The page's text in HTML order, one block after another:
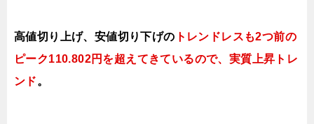
高値切り上げ、安値切り下げの トレンドレスも2つ前の
ピーク110.802円を超えてきているので、実質上昇トレ
ンド。